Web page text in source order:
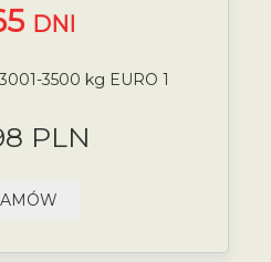
DNI
3500 kg EURO 1
PLN